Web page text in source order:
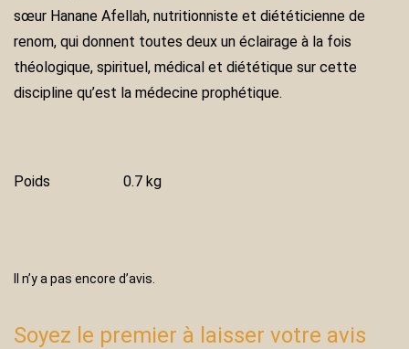
sœur Hanane Afellah, nutritionniste et diététicienne de
renom, qui donnent toutes deux un éclairage à la fois
théologique, spirituel, médical et diététique sur cette
discipline qu’est la médecine prophétique.
Poids 0.7 kg
Il n’y a pas encore d’avis.
Soyez le premier à laisser votre avis